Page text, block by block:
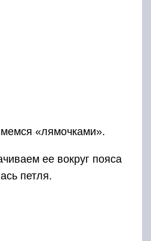
«лямочками».
ее вокруг пояса
петля.